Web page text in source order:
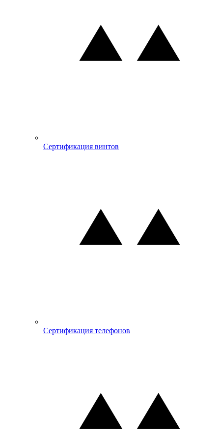
Сертификация винтов
Сертификация телефонов